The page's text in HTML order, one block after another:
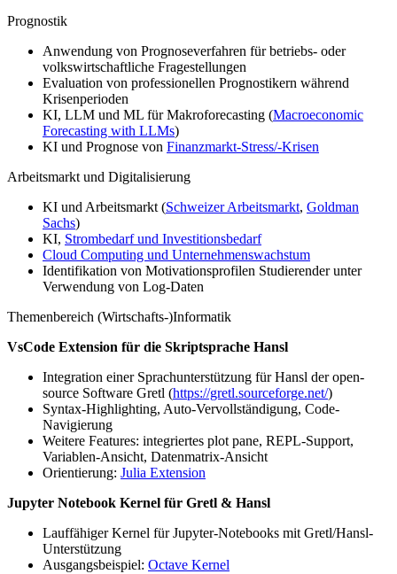
Prognostik
Anwendung von Prognoseverfahren für betriebs- oder
volkswirtschaftliche Fragestellungen
Evaluation von professionellen Prognostikern während
Krisenperioden
KI, LLM und ML für Makroforecasting (Macroeconomic
Forecasting with LLMs)
KI und Prognose von Finanzmarkt-Stress/-Krisen
Arbeitsmarkt und Digitalisierung
KI und Arbeitsmarkt (Schweizer Arbeitsmarkt, Goldman
Sachs)
KI, Strombedarf und Investitionsbedarf
Cloud Computing und Unternehmenswachstum
Identifikation von Motivationsprofilen Studierender unter
Verwendung von Log-Daten
Themenbereich (Wirtschafts-)Informatik
VsCode Extension für die Skriptsprache Hansl
Integration einer Sprachunterstützung für Hansl der open-
source Software Gretl (https://gretl.sourceforge.net/)
Syntax-Highlighting, Auto-Vervollständigung, Code-
Navigierung
Weitere Features: integriertes plot pane, REPL-Support,
Variablen-Ansicht, Datenmatrix-Ansicht
Orientierung: Julia Extension
Jupyter Notebook Kernel für Gretl & Hansl
Lauffähiger Kernel für Jupyter-Notebooks mit Gretl/Hansl-
Unterstützung
Ausgangsbeispiel: Octave Kernel